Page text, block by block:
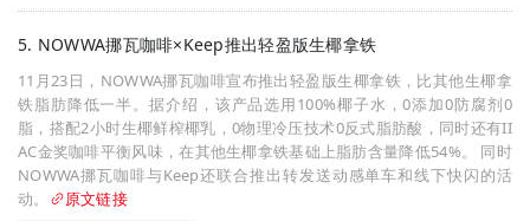
5. NOWWA挪瓦咖啡×Keep推出轻盈版生椰拿铁
11月23日，NOWWA挪瓦咖啡宣布推出轻盈版生椰拿铁，比其他生椰拿
铁脂肪降低一半。据介绍，该产品选用100%椰子水，0添加0防腐剂0
脂，搭配2小时生椰鲜榨椰乳，0物理冷压技术0反式脂肪酸，同时还有II
AC金奖咖啡平衡风味，在其他生椰拿铁基础上脂肪含量降低54%。 同时
NOWWA挪瓦咖啡与Keep还联合推出转发送动感单车和线下快闪的活
动。
原文链接